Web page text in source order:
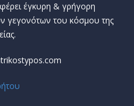
έγκυρη & γρήγορη
γεγονότων του κόσμου της